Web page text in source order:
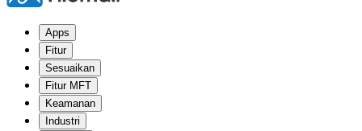
Apps
Fitur
Sesuaikan
Fitur MFT
Keamanan
Industri